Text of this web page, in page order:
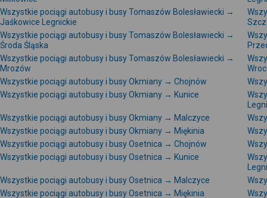
Wszystkie pociągi autobusy i busy Tomaszów Bolesławiecki →
Jaśkowice Legnickie
Wszystkie pociągi autobusy i busy Tomaszów Bolesławiecki →
Środa Śląska
Wszystkie pociągi autobusy i busy Tomaszów Bolesławiecki →
Mrozów
Wszystkie pociągi autobusy i busy Okmiany → Chojnów
Wszystkie pociągi autobusy i busy Okmiany → Kunice
Wszystkie pociągi autobusy i busy Okmiany → Malczyce
Wszystkie pociągi autobusy i busy Okmiany → Miękinia
Wszystkie pociągi autobusy i busy Osetnica → Chojnów
Wszystkie pociągi autobusy i busy Osetnica → Kunice
Wszystkie pociągi autobusy i busy Osetnica → Malczyce
Wszystkie pociągi autobusy i busy Osetnica → Miękinia